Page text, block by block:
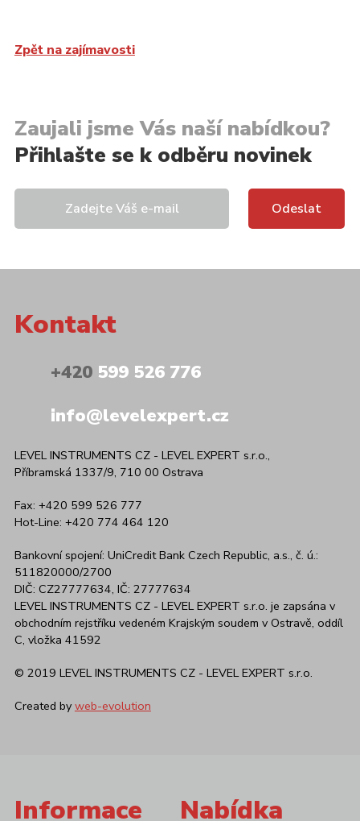
Zpět na zajímavosti
Zaujali jsme Vás naší nabídkou?
Přihlašte se k odběru novinek
Kontakt
+420599 526 776
info@levelexpert.cz
LEVEL INSTRUMENTS CZ - LEVEL EXPERT s.r.o.,
Příbramská 1337/9, 710 00 Ostrava
Fax: +420 599 526 777
Hot-Line: +420 774 464 120
Bankovní spojení: UniCredit Bank Czech Republic, a.s., č. ú.:
511820000/2700
DIČ: CZ27777634, IČ: 27777634
LEVEL INSTRUMENTS CZ - LEVEL EXPERT s.r.o. je zapsána v
obchodním rejstříku vedeném Krajským soudem v Ostravě, oddíl
C, vložka 41592
© 2019 LEVEL INSTRUMENTS CZ - LEVEL EXPERT s.r.o.
Created by web-evolution
Informace Nabídka